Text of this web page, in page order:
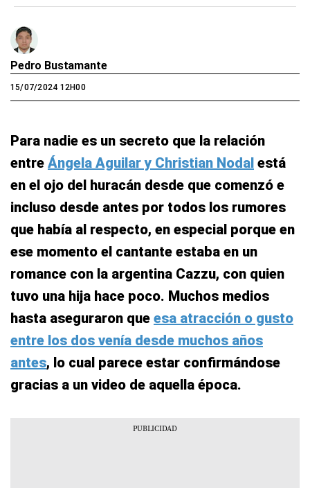
Pedro Bustamante
15/07/2024 12H00
Para nadie es un secreto que la relación
entre Ángela Aguilar y Christian Nodal está
en el ojo del huracán desde que comenzó e
incluso desde antes por todos los rumores
que había al respecto, en especial porque en
ese momento el cantante estaba en un
romance con la argentina Cazzu, con quien
tuvo una hija hace poco. Muchos medios
hasta aseguraron que esa atracción o gusto
entre los dos venía desde muchos años
antes, lo cual parece estar confirmándose
gracias a un video de aquella época.